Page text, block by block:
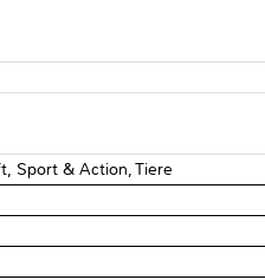
Sport & Action, Tiere